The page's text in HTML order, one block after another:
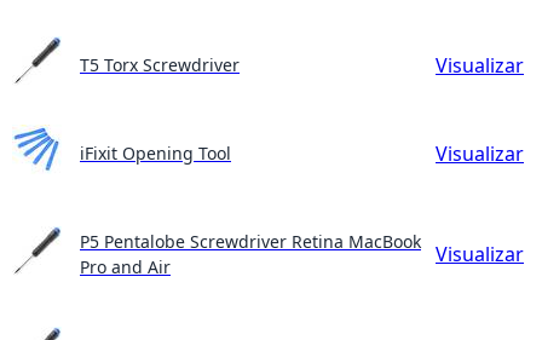
T5 Torx Screwdriver Visualizar
iFixit Opening Tool Visualizar
P5 Pentalobe Screwdriver Retina MacBook
Pro and Air
Visualizar